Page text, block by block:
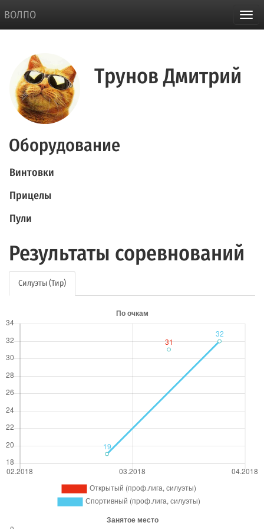
ВОЛПО
Трунов Дмитрий
Оборудование
Винтовки
Прицелы
Пули
Результаты соревнований
Силуэты (Тир)